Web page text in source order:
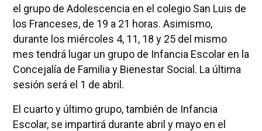
el grupo de Adolescencia en el colegio San Luis de
los Franceses, de 19 a 21 horas. Asimismo,
durante los miércoles 4, 11, 18 y 25 del mismo
mes tendrá lugar un grupo de Infancia Escolar en la
Concejalía de Familia y Bienestar Social. La última
sesión será el 1 de abril.
El cuarto y último grupo, también de Infancia
Escolar, se impartirá durante abril y mayo en el